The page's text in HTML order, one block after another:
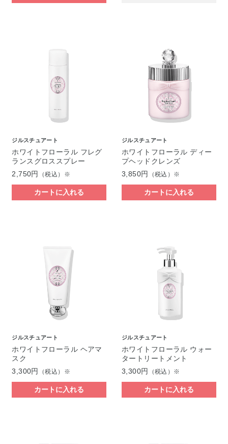
ジルスチュアート
ホワイトフローラル フレグ
ランスグロススプレー
2,750円
（税込）※
カートに入れる
ジルスチュアート
ホワイトフローラル ディー
プヘッドクレンズ
3,850円
（税込）※
カートに入れる
ジルスチュアート
ホワイトフローラル ヘアマ
スク
3,300円
（税込）※
カートに入れる
ジルスチュアート
ホワイトフローラル ウォー
タートリートメント
3,300円
（税込）※
カートに入れる